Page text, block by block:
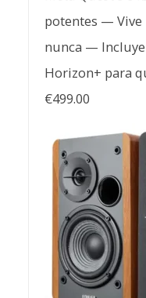
potentes —
nunca —
Horizon+ para
El
original
era:
€699.00.
€499.00El
actual
es:
€499.00.